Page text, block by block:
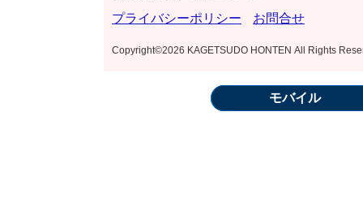
プライバシーポリシー
お問合せ
Copyright©2026 KAGETSUDO HONTEN All Rights
モバイル